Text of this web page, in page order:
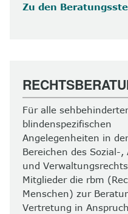
Zu den
Für alle
blindenspezifischen
Angelegenheiten in
Bereichen des Sozial-,
und
Mitglieder die rbm
Menschen) zur
Vertretung in